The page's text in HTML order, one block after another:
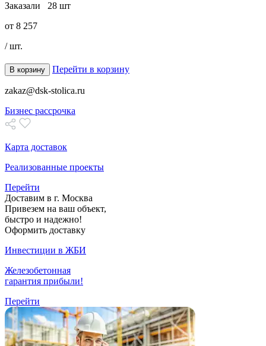
Заказали 28 шт
от 8 257
/ шт.
В корзину Перейти в корзину
zakaz@dsk-stolica.ru
Бизнес рассрочка
Карта доставок
Реализованные проекты
Перейти
Доставим в г. Москва
Привезем на ваш объект,
быстро и надежно!
Оформить доставку
Инвестиции в ЖБИ
Железобетонная
гарантия прибыли!
Перейти